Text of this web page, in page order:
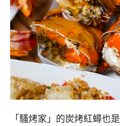
「騷烤家」的炭烤紅蟳也